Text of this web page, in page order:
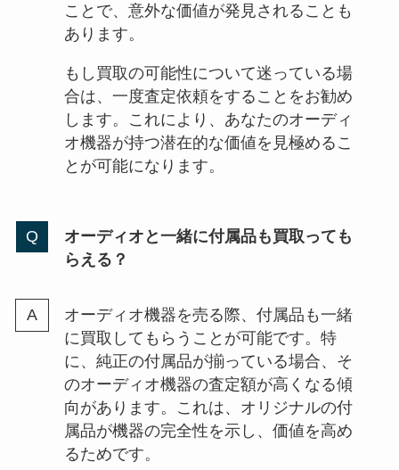
ことで、意外な価値が発見されることも
あります。
もし買取の可能性について迷っている場
合は、一度査定依頼をすることをお勧め
します。これにより、あなたのオーディ
オ機器が持つ潜在的な価値を見極めるこ
とが可能になります。
オーディオと一緒に付属品も買取っても
らえる？
オーディオ機器を売る際、付属品も一緒
に買取してもらうことが可能です。特
に、純正の付属品が揃っている場合、そ
のオーディオ機器の査定額が高くなる傾
向があります。これは、オリジナルの付
属品が機器の完全性を示し、価値を高め
るためです。